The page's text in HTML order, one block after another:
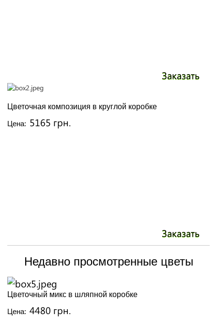
Заказать
Цветочная композиция в круглой коробке
Цена: 5165 грн.
Заказать
Недавно просмотренные цветы
Цветочный микс в шляпной коробке
Цена: 4480 грн.